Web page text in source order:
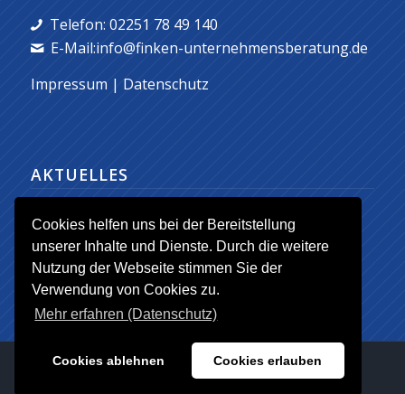
Cookies helfen uns bei der Bereitstellung
unserer Inhalte und Dienste. Durch die weitere
Nutzung der Webseite stimmen Sie der
Verwendung von Cookies zu.
Mehr erfahren (Datenschutz)
Cookies ablehnen Cookies erlauben
Telefon: 02251 78 49 140
E-Mail:info@finken-unternehmensberatung.de
Impressum | Datenschutz
AKTUELLES
Eckpunkte der Gründungs- und
Mittelstandsberatung ab 2016
1. Januar 2016 - 17:43
© Copyright 2016 - Norbert Finken Unternehmensberatung